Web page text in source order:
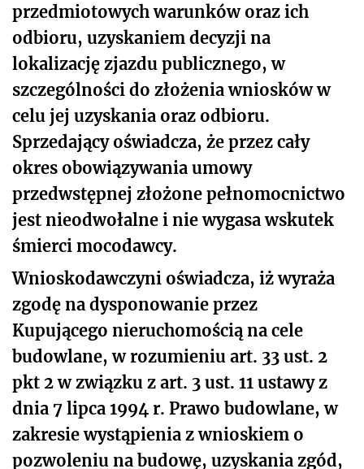
przedmiotowych warunków oraz ich
odbioru, uzyskaniem decyzji na
lokalizację zjazdu publicznego, w
szczególności do złożenia wniosków w
celu jej uzyskania oraz odbioru.
Sprzedający oświadcza, że przez cały
okres obowiązywania umowy
przedwstępnej złożone pełnomocnictwo
jest nieodwołalne i nie wygasa wskutek
śmierci mocodawcy.
Wnioskodawczyni oświadcza, iż wyraża
zgodę na dysponowanie przez
Kupującego nieruchomością na cele
budowlane, w rozumieniu art. 33 ust. 2
pkt 2 w związku z art. 3 ust. 11 ustawy z
dnia 7 lipca 1994 r. Prawo budowlane, w
zakresie wystąpienia z wnioskiem o
pozwoleniu na budowę, uzyskania zgód,